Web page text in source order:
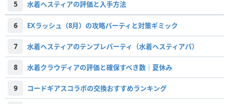
5 水着ヘスティアの評価と入手方法
6 EXラッシュ（8月）の攻略パーティと対策ギミック
7 水着ヘスティアのテンプレパーティ（水着ヘスティアパ）
8 水着クラウディアの評価と確保すべき数｜夏休み
9 コードギアスコラボの交換おすすめランキング